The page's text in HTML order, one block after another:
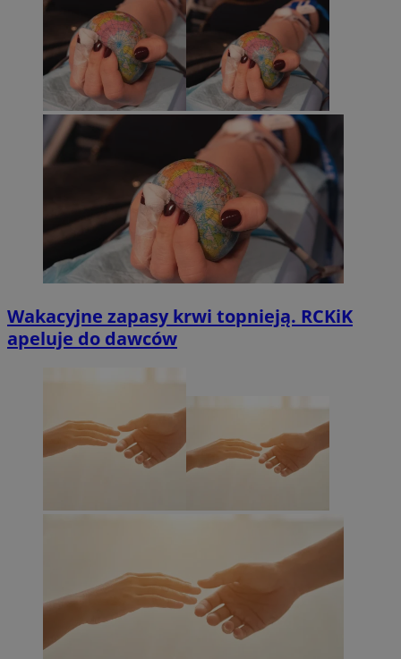
Wakacyjne zapasy krwi topnieją. RCKiK
apeluje do dawców